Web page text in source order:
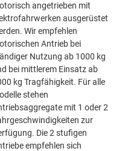
angetrieben mit
ausgerüstet
Wir empfehlen
Antrieb bei
Nutzung ab 1000 kg
bei mittlerem Einsatz ab
kg Tragfähigkeit. Für alle
stehen
mit 1 oder 2
zur
Die 2 stufigen
empfehlen sich